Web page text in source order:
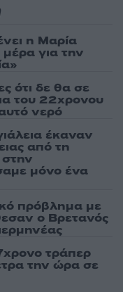
η Μαρία
για την
ότι δε θα σε
του 22χρονου
νερό
έκαναν
από τη
μόνο ένα
πρόβλημα με
ο Βρετανός
τράπερ
την ώρα σε